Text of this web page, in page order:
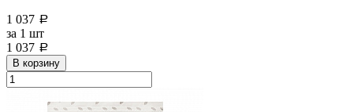
1 037 a
за 1 шт
1 037 a
В корзину